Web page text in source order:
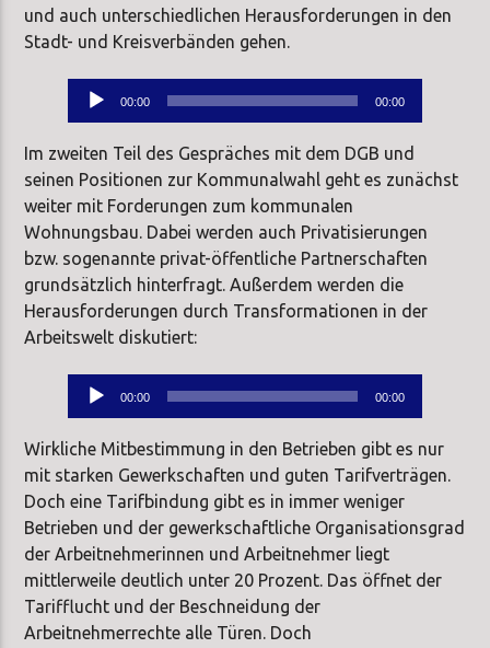
und auch unterschiedlichen Herausforderungen in den
Stadt- und Kreisverbänden gehen.
Audio-
00:00 00:00
Im zweiten Teil des Gespräches mit dem DGB und
seinen Positionen zur Kommunalwahl geht es zunächst
weiter mit Forderungen zum kommunalen
Wohnungsbau. Dabei werden auch Privatisierungen
bzw. sogenannte privat-öffentliche Partnerschaften
grundsätzlich hinterfragt. Außerdem werden die
Herausforderungen durch Transformationen in der
Arbeitswelt diskutiert:
Audio-
00:00 00:00
Wirkliche Mitbestimmung in den Betrieben gibt es nur
mit starken Gewerkschaften und guten Tarifverträgen.
Doch eine Tarifbindung gibt es in immer weniger
Betrieben und der gewerkschaftliche Organisationsgrad
der Arbeitnehmerinnen und Arbeitnehmer liegt
mittlerweile deutlich unter 20 Prozent. Das öffnet der
Tarifflucht und der Beschneidung der
Arbeitnehmerrechte alle Türen. Doch